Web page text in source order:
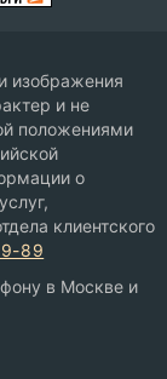
изображения
и не
положениями
о
клиентского
89
в Москве и